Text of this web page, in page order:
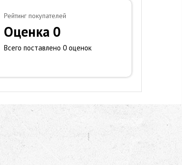
Рейтинг покупателей
Оценка 0
Всего поставлено 0 оценок